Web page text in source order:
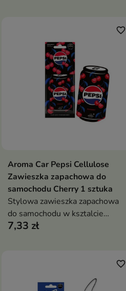
Dodaj do koszyka
favorite_border
Aroma Car Pepsi Cellulose
Zawieszka zapachowa do
samochodu Cherry 1 sztuka
Stylowa zawieszka zapachowa
do samochodu w ksztalcie
puszki Pepsi Max Cherry
7,33 zł
favorite_border